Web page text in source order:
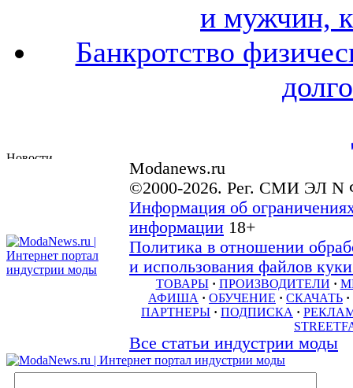
и мужчин,
Банкротство
Modanews.ru
©2000-2026. Рег. СМИ ЭЛ N
Информация об
информации 18+
Политика в отношении
и использования файлов
ТОВАРЫ · ПРОИЗВОДИТЕЛИ ·
АФИША · ОБУЧЕНИЕ · СКАЧАТЬ ·
ПАРТНЕРЫ · ПОДПИСКА ·
Все статьи индустрии моды